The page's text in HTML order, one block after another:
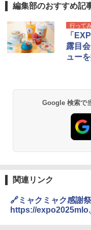
編集部のおすすめ記
行って
「
露目
ュー
Google 検索で
関連リンク
🔗ミャクミャク感謝
https://